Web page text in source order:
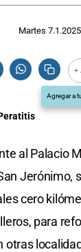
Martes 7.1.2025
+
Agregar a
al Palacio
Jerónimo,
cero
para
otras